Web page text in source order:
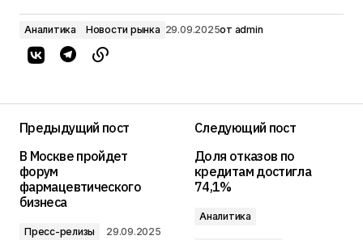
Аналитика Новости рынка 29.09.2025от admin
Предыдущий пост
В Москве пройдет
форум
фармацевтического
бизнеса
Пресс-релизы 29.09.2025
Следующий пост
Доля отказов по
кредитам достигла
74,1%
Аналитика